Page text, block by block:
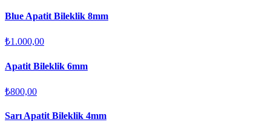
Blue Apatit Bileklik 8mm
₺1.000,00
Apatit Bileklik 6mm
₺800,00
Sarı Apatit Bileklik 4mm